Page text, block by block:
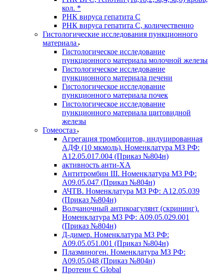
кол. *
РНК вируса гепатита C
РНК вируса гепатита C, количественно
Гистологические исследования пункционного
материала
Гистологическое исследование
пункционного материала молочной железы
Гистологическое исследование
пункционного материала печени
Гистологическое исследование
пункционного материала почек
Гистологическое исследование
пункционного материала щитовидной
железы
Гомеостаз
Агрегация тромбоцитов, индуцированная
АДФ (10 мкмоль). Номенклатура МЗ РФ:
A12.05.017.004 (Приказ №804н)
активность анти-ХА
Антитромбин III. Номенклатура МЗ РФ:
A09.05.047 (Приказ №804н)
АЧТВ. Номенклатура МЗ РФ: A12.05.039
(Приказ №804н)
Волчаночный антикоагулянт (скрининг).
Номенклатура МЗ РФ: A09.05.029.001
(Приказ №804н)
Д-димер. Номенклатура МЗ РФ:
A09.05.051.001 (Приказ №804н)
Плазминоген. Номенклатура МЗ РФ:
A09.05.048 (Приказ №804н)
Протеин C Global